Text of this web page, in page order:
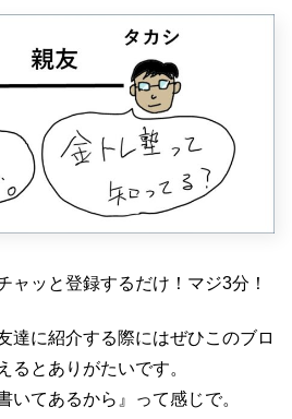
ャッと登録するだけ！マジ3分！
達に紹介する際にはぜひこのブロ
るとありがたいです。
いてあるから』って感じで。